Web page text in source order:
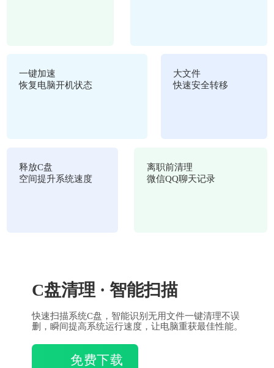
一键加速
恢复电脑开机状态
大文件
快速安全转移
释放C盘
空间提升系统速度
离职前清理
微信QQ聊天记录
C盘清理 · 智能扫描
快速扫描系统C盘，智能识别无用文件一键清理不误
删，瞬间提高系统运行速度，让电脑重获最佳性能。
免费下载